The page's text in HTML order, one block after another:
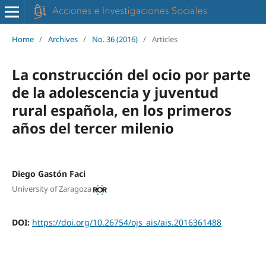
Home / Archives / No. 36 (2016) / Articles
La construcción del ocio por parte
de la adolescencia y juventud
rural española, en los primeros
años del tercer milenio
Diego Gastón Faci
University of Zaragoza
DOI: https://doi.org/10.26754/ojs_ais/ais.2016361488